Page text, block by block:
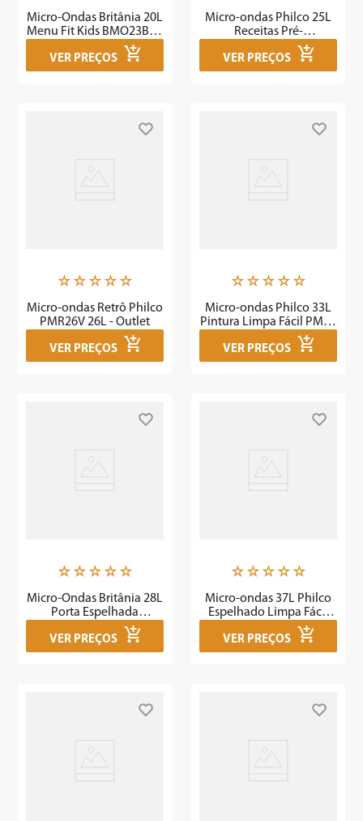
Micro-Ondas Britânia 20L
Menu Fit Kids BMO23BB -
VER PREÇOS
Micro-ondas Philco 25L
Receitas Pré-
programadas PM26 -
Outlet
VER PREÇOS
☆ ☆ ☆ ☆ ☆
Micro-ondas Retrô Philco
PMR26V 26L - Outlet
VER PREÇOS
☆ ☆ ☆ ☆ ☆
Micro-ondas Philco 33L
Pintura Limpa Fácil PM36
VER PREÇOS
☆ ☆ ☆ ☆ ☆
Micro-Ondas Britânia 28L
Porta Espelhada
BMO28IEB - Outlet
VER PREÇOS
☆ ☆ ☆ ☆ ☆
Micro-ondas 37L Philco
Espelhado Limpa Fácil
1400W PMO37EB - Outlet
VER PREÇOS